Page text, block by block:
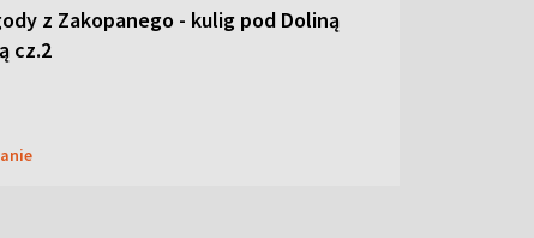
z Zakopanego - kulig pod Doliną
cz.2